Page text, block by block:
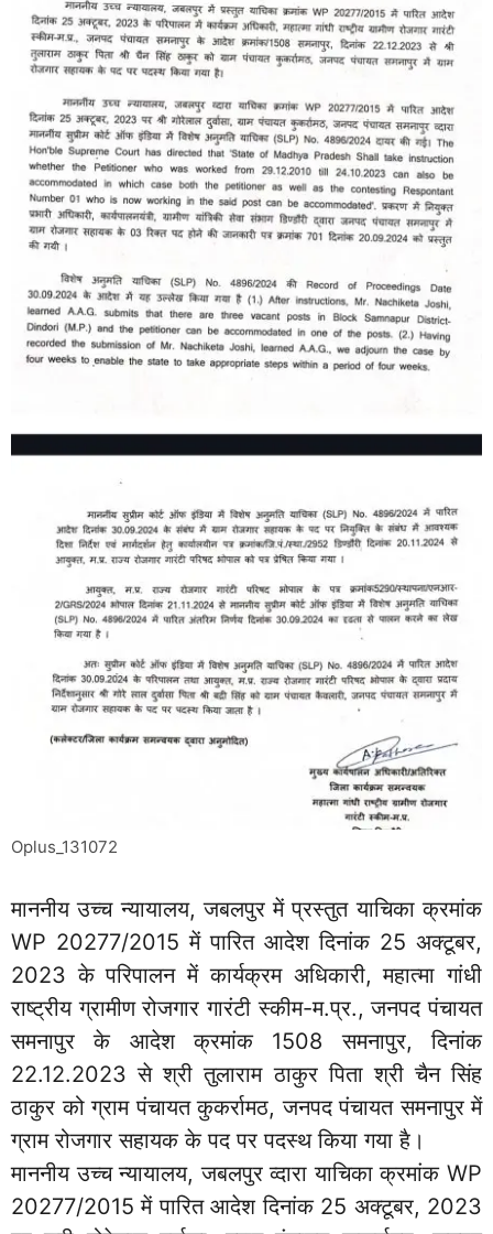
Oplus_131072
माननीय उच्च न्यायालय, जबलपुर में प्रस्तुत याचिका क्रमांक
WP 20277/2015 में पारित आदेश दिनांक 25 अक्टूबर,
2023 के परिपालन में कार्यक्रम अधिकारी, महात्मा गांधी
राष्ट्रीय ग्रामीण रोजगार गारंटी स्कीम-म.प्र., जनपद पंचायत
समनापुर के आदेश क्रमांक 1508 समनापुर, दिनांक
22.12.2023 से श्री तुलाराम ठाकुर पिता श्री चैन सिंह
ठाकुर को ग्राम पंचायत कुकर्रामठ, जनपद पंचायत समनापुर में
ग्राम रोजगार सहायक के पद पर पदस्थ किया गया है।
माननीय उच्च न्यायालय, जबलपुर व्दारा याचिका क्रमांक WP
20277/2015 में पारित आदेश दिनांक 25 अक्टूबर, 2023